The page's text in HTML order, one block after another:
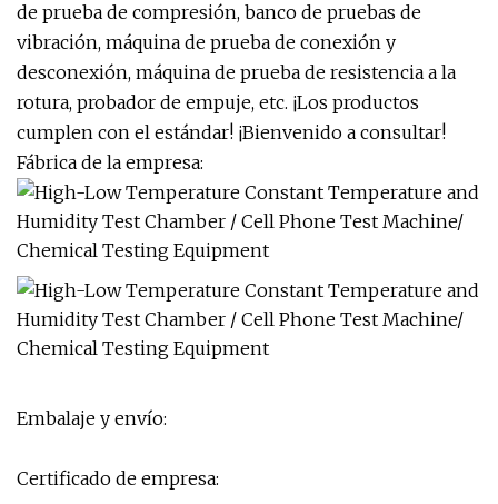
de prueba de compresión, banco de pruebas de
vibración, máquina de prueba de conexión y
desconexión, máquina de prueba de resistencia a la
rotura, probador de empuje, etc. ¡Los productos
cumplen con el estándar! ¡Bienvenido a consultar!
Fábrica de la empresa:
Embalaje y envío:
Certificado de empresa: